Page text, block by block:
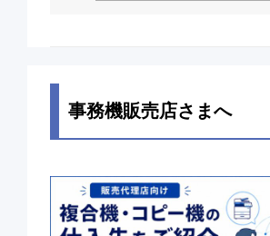
事務機販売店さまへ